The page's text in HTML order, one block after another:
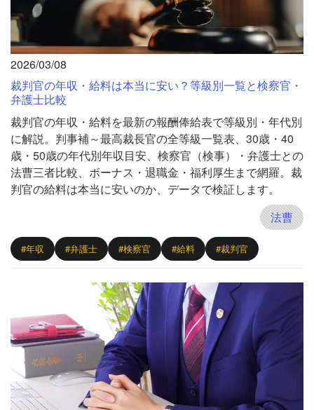
2026/03/08
裁判官の年収・給料は本当に安い？等級別一覧と検察官・
弁護士比較
裁判官の年収・給料を最新の報酬俸給表で等級別・年代別
に解説。判事補～最高裁長官の全等級一覧表、30歳・40
歳・50歳の年代別年収目安、検察官（検事）・弁護士との
法曹三者比較、ボーナス・退職金・福利厚生まで網羅。裁
判官の給料は本当に安いのか、データで検証します。
法曹
#年収 #弁護士 #検察官 #給料 #裁判官